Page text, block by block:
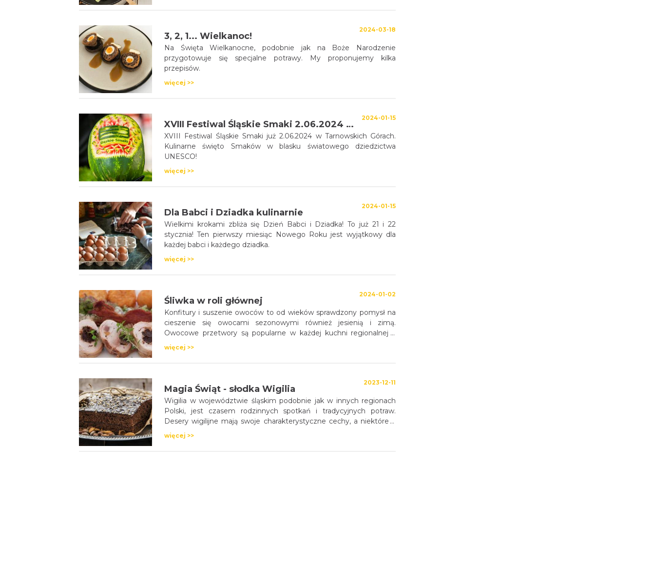
2024-03-18
3, 2, 1... Wielkanoc!
Na Święta Wielkanocne, podobnie jak na Boże Narodzenie
przygotowuje się specjalne potrawy. My proponujemy kilka
przepisów.
więcej >>
2024-01-15
XVIII Festiwal Śląskie Smaki 2.06.2024 w Tarnowskich Górach!
XVIII Festiwal Śląskie Smaki już 2.06.2024 w Tarnowskich Górach.
Kulinarne święto Smaków w blasku światowego dziedzictwa
UNESCO!
więcej >>
2024-01-15
Dla Babci i Dziadka kulinarnie
Wielkimi krokami zbliża się Dzień Babci i Dziadka! To już 21 i 22
stycznia! Ten pierwszy miesiąc Nowego Roku jest wyjątkowy dla
każdej babci i każdego dziadka.
więcej >>
2024-01-02
Śliwka w roli głównej
Konfitury i suszenie owoców to od wieków sprawdzony pomysł na
cieszenie się owocami sezonowymi również jesienią i zimą.
Owocowe przetwory są popularne w każdej kuchni regionalnej –
również w kuchni regionalnej województwa śląskiego zajmują
szczególne miejsce. Każda gospodyni miała swój sposób na
czeskie, austriackie, czy żydowskie. Złożona historia regionu
przełożyła się na niezwykle zróżnicowaną i urozmaiconą kuchnię, w
której każdy znajdzie coś dla siebie.
więcej >>
2023-12-11
Magia Świąt - słodka Wigilia
Wigilia w województwie śląskim podobnie jak w innych regionach
Polski, jest czasem rodzinnych spotkań i tradycyjnych potraw.
Desery wigilijne mają swoje charakterystyczne cechy, a niektóre z
nich mogą się różnić od dań przygotowywanych w innych częściach
kraju.
więcej >>